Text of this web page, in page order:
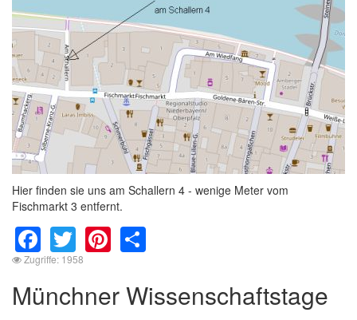
Hier finden sie uns am Schallern 4 - wenige Meter vom
Fischmarkt 3 entfernt.
Facebook
TwitterPinterest
Zugriffe: 1958
Münchner Wissenschaftstage